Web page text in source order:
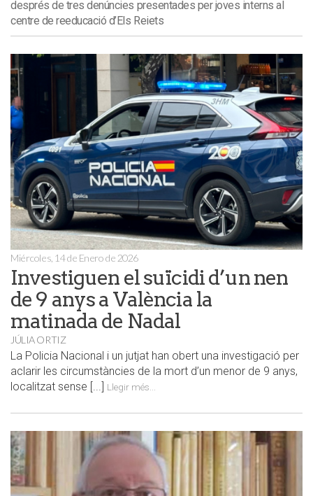
després de tres denúncies presentades per joves interns al
centre de reeducació d’Els Reiets
Miércoles, 14 de Enero de 2026
Investiguen el suïcidi d’un nen
de 9 anys a València la
matinada de Nadal
JÚLIA ORTIZ
La Policia Nacional i un jutjat han obert una investigació per
aclarir les circumstàncies de la mort d’un menor de 9 anys,
localitzat sense [...] Llegir més...